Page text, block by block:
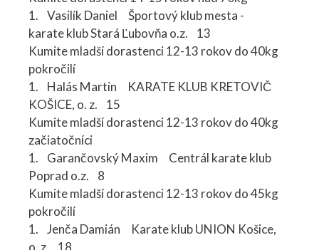
1. Vasilík Daniel Športový klub mesta -
karate klub Stará Ľubovňa o.z. 13
Kumite mladší dorastenci 12-13 rokov do 40kg
pokročilí
1. Halás Martin KARATE KLUB KRETOVIČ
KOŠICE, o. z. 15
Kumite mladší dorastenci 12-13 rokov do 40kg
začiatočníci
1. Garančovský Maxim Centrál karate klub
Poprad o.z. 8
Kumite mladší dorastenci 12-13 rokov do 45kg
pokročilí
1. Jenča Damián Karate klub UNION Košice,